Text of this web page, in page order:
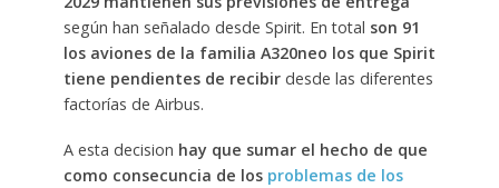
según han señalado desde Spirit. En total son 91
los aviones de la familia A320neo los que Spirit
tiene pendientes de recibirdesde las diferentes
factorías de Airbus.
A esta decision hay que sumar el hecho de que
como consecuncia de los problemas de los